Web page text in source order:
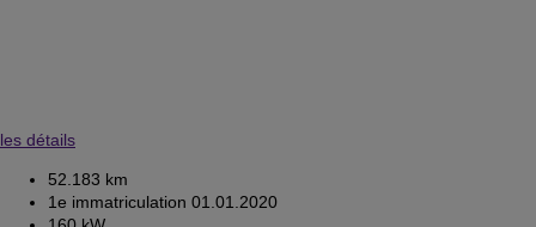
les détails
52.183 km
1e immatriculation 01.01.2020